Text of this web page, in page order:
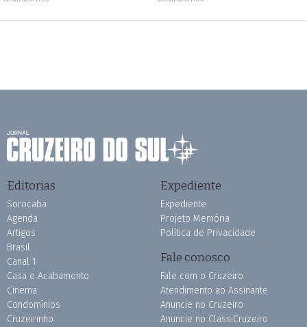
Editorias
Sorocaba
Agenda
Artigos
Brasil
Canal 1
Casa e Acabamento
Cinema
Condomínios
Cruzeirinho
Expediente
Expediente
Projeto Memória
Política de Privacidade
Fale conosco
Fale com o Cruzeiro
Atendimento ao Assinante
Anuncie no Cruzeiro
Anuncie no ClassiCruzeiro